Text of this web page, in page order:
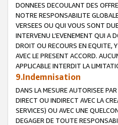
DONNEES DECOULANT DES
NOTRE RESPONSABILITE
VERSEES OU QUI VOUS SONT
INTERVENU L’EVENEMENT QUI A
DROIT OU RECOURS EN EQUITE,
AVEC LE PRESENT ACCORD.
APPLICABLE INTERDIT LA
9.Indemnisation
DANS LA MESURE AUTORISEE
DIRECT OU INDIRECT AVEC LA
SERVICES) OU AVEC UNE
DEGAGER DE TOUTE